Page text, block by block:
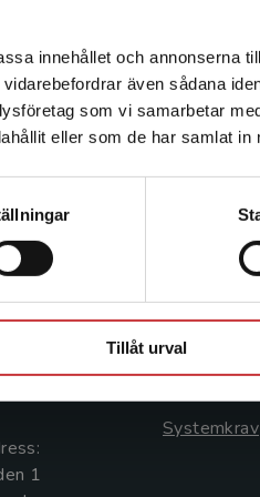
innehållet och annonserna
även sådana
som vi samarbetar
eller som de har samlat in
Tillåt urval
som att du besöker
Sverige. Vi erbjuder inte
att kunna slutföra ett köp
vara i Sverige.Läs mer
oss
00
1
Kontakta
046-31 21
Frågor och
Systemkrav